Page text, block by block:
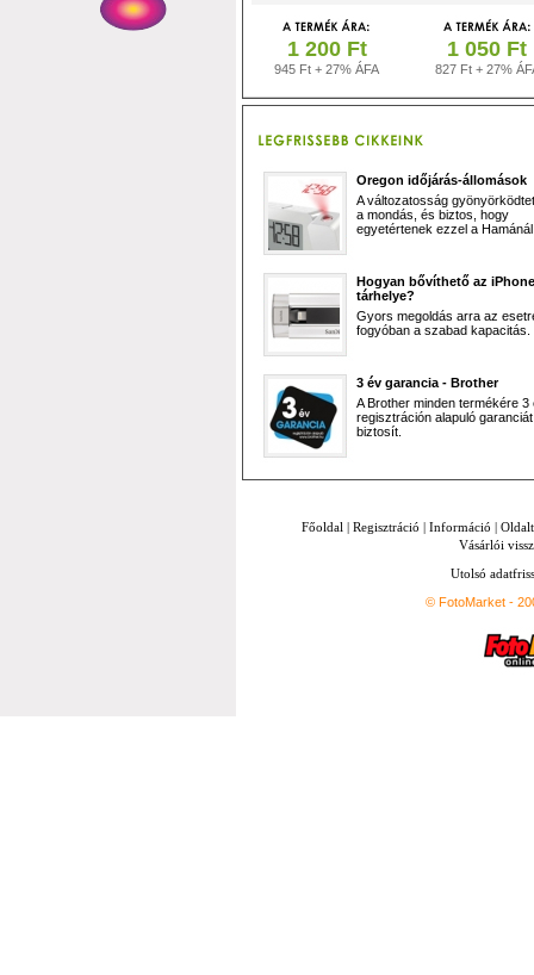
1 200 Ft
945 Ft + 27% ÁFA
1 050 Ft
827 Ft + 27%
Oregon időjárás-állomások
A változatosság
a mondás, és biztos, hogy
egyetértenek ezzel a
Hogyan bővíthető az iPhone
tárhelye?
Gyors megoldás arra az
fogyóban a szabad kapacitás.
3 év garancia - Brother
A Brother minden termékére 3
regisztráción alapuló garanciát
biztosít.
Főoldal | Regisztráció | Információ |
Vásárlói
Utolsó
© FotoMarket -